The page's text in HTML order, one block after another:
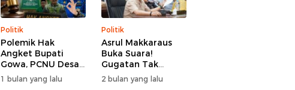
Politik
Polemik Hak
Angket Bupati
Gowa, PCNU Desak
DPRD Buka Fakta
Transparan
1 bulan yang lalu
Politik
Asrul Makkaraus
Buka Suara!
Gugatan Tak
Hentikan Hak
Angket DPRD
2 bulan yang lalu